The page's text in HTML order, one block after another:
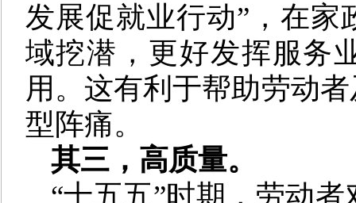
发展促就业行动”，在
域挖潜，更好发挥服务
用。这有利于帮助劳动
型阵痛。
其三，高质量。
“十五五”时期，劳动